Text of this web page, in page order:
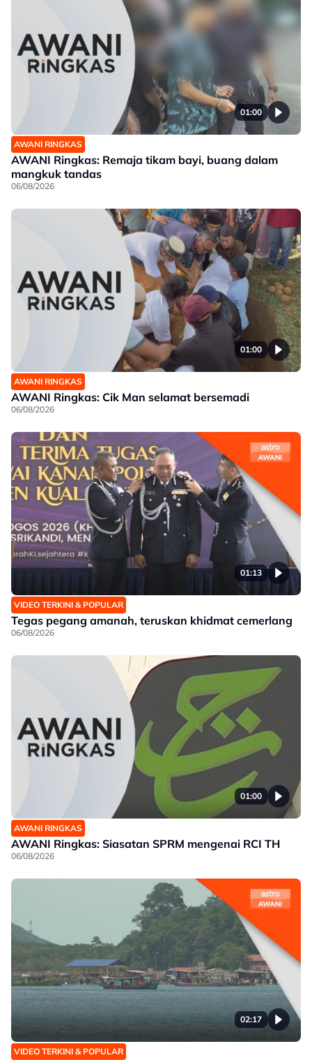
01:00
AWANI RINGKAS
AWANI Ringkas: Remaja tikam bayi, buang dalam
mangkuk tandas
06/08/2026
01:00
AWANI RINGKAS
AWANI Ringkas: Cik Man selamat bersemadi
06/08/2026
01:13
VIDEO TERKINI & POPULAR
Tegas pegang amanah, teruskan khidmat cemerlang
06/08/2026
01:00
AWANI RINGKAS
AWANI Ringkas: Siasatan SPRM mengenai RCI TH
06/08/2026
02:17
VIDEO TERKINI & POPULAR